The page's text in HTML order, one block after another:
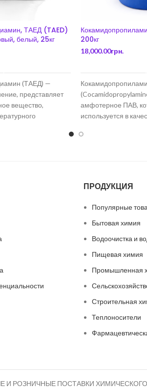
ТАЕД (TAED)
белый, 25кг
(ТАЕД) —
представляет
вещество,
200кг
18,000.00грн.
амфотерное ПАВ,
используется в
ПРОДУКЦИЯ
Популярные
Бытовая химия
Водоочистка и
Пищевая химия
Промышленная
Строительная
Теплоносители
И РОЗНИЧНЫЕ ПОСТАВКИ